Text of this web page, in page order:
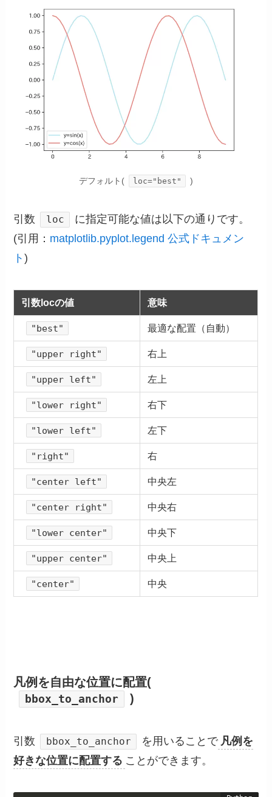
デフォルト( loc="best" )
引数 loc
に指定可能な値は以下の通りです。
(引用： matplotlib.pyplot.legend 公式ドキュメン
ト)
引数locの値 意味
"best" 最適な配置（自動）
"upper right" 右上
"upper left" 左上
"lower right" 右下
"lower left" 左下
"right" 右
"center left" 中央左
"center right" 中央右
"lower center" 中央下
"upper center" 中央上
"center" 中央
凡例を自由な位置に配置(
bbox_to_anchor )
引数 bbox_to_anchor を用いることで 凡例を
好きな位置に配置する ことができます。